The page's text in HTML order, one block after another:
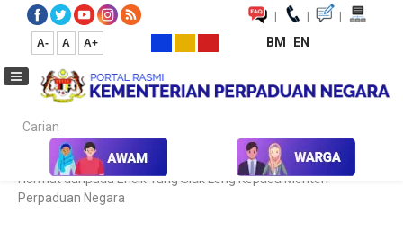
| | |
A- A A+ BM EN
Carian...
Laman Utama Kalendar Aktiviti & Program
Kunjungan
Hormat daripada Encik Tung Siak Leng Kepada Menteri
Perpaduan Negara